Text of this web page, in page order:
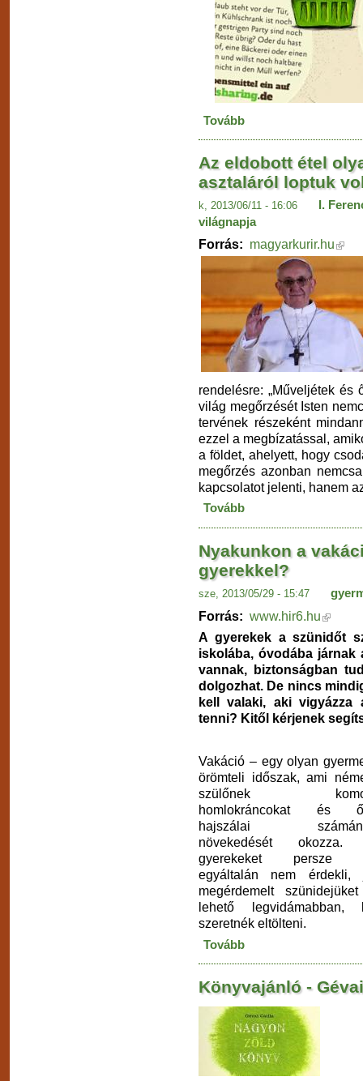
Tovább
Az eldobott étel
asztaláról loptuk
k, 2013/06/11 - 16:06
I.
világnapja
Forrás: magyarkurir.hu
rendelésre: „Műveljétek és
világ megőrzését Isten
tervének részeként
ezzel a megbízatással,
a földet, ahelyett, hogy
megőrzés azonban
kapcsolatot jelenti, hanem
Tovább
Nyakunkon a
gyerekkel?
sze, 2013/05/29 - 15:47
Forrás: www.hir6.hu
A gyerekek a szünidőt
iskolába, óvodába
vannak, biztonságban
dolgozhat. De nincs
kell valaki, aki vigyázza
tenni? Kitől kérjenek
Vakáció – egy olyan
örömteli időszak, ami
szülőnek
homlokráncokat és
hajszálai
növekedését
gyerekeket persze
egyáltalán nem érdekli,
megérdemelt
lehető legvidámabban,
szeretnék eltölteni.
Tovább
Könyvajánló -